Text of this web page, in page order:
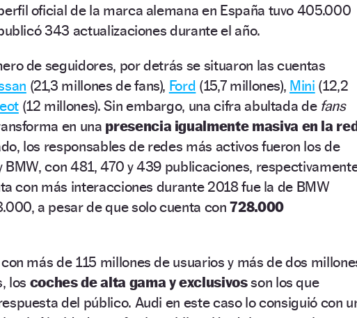
oficial de la marca alemana en España tuvo 405.000
343 actualizaciones durante el año.
de seguidores, por detrás se situaron las cuentas
(21,3 millones de fans), Ford (15,7 millones), Mini (12,2
(12 millones). Sin embargo, una cifra abultada de fans
en una presencia igualmente masiva en la
los responsables de redes más activos fueron los de
BMW, con 481, 470 y 439 publicaciones,
con más interacciones durante 2018 fue la de BMW
a pesar de que solo cuenta con728.000
más de 115 millones de usuarios y más de dos
los coches de alta gama y exclusivosson los que
del público. Audi en este caso lo consiguió con